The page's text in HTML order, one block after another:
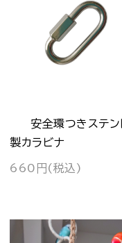
安全環つきステン
製カラビナ
660円(税込)